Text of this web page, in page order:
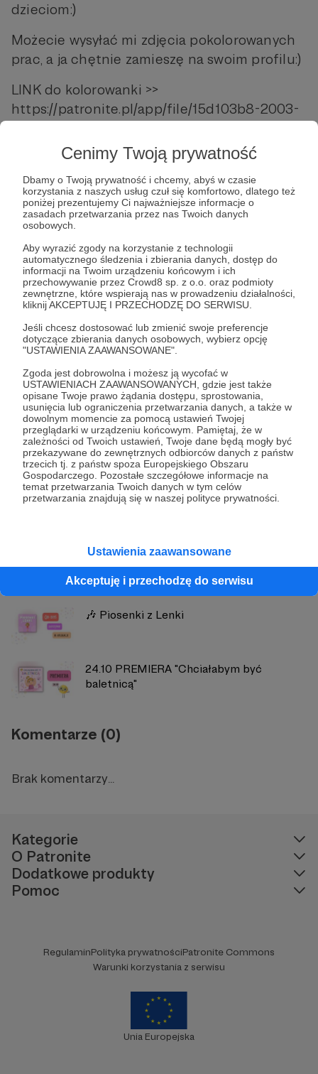
Cenimy Twoją prywatność
Dbamy o Twoją prywatność i chcemy, abyś w czasie
korzystania z naszych usług czuł się komfortowo, dlatego też
poniżej prezentujemy Ci najważniejsze informacje o
zasadach przetwarzania przez nas Twoich danych
osobowych.
Aby wyrazić zgody na korzystanie z technologii
automatycznego śledzenia i zbierania danych, dostęp do
informacji na Twoim urządzeniu końcowym i ich
przechowywanie przez Crowd8 sp. z o.o. oraz podmioty
zewnętrzne, które wspierają nas w prowadzeniu działalności,
kliknij AKCEPTUJĘ I PRZECHODZĘ DO SERWISU.
Jeśli chcesz dostosować lub zmienić swoje preferencje
dotyczące zbierania danych osobowych, wybierz opcję
"USTAWIENIA ZAAWANSOWANE".
Zgoda jest dobrowolna i możesz ją wycofać w
USTAWIENIACH ZAAWANSOWANYCH, gdzie jest także
opisane Twoje prawo żądania dostępu, sprostowania,
usunięcia lub ograniczenia przetwarzania danych, a także w
dowolnym momencie za pomocą ustawień Twojej
przeglądarki w urządzeniu końcowym. Pamiętaj, że w
zależności od Twoich ustawień, Twoje dane będą mogły być
przekazywane do zewnętrznych odbiorców danych z państw
trzecich tj. z państw spoza Europejskiego Obszaru
Gospodarczego. Pozostałe szczegółowe informacje na
temat przetwarzania Twoich danych w tym celów
przetwarzania znajdują się w naszej polityce prywatności.
Ustawienia zaawansowane
Akceptuję i przechodzę do serwisu
dzieciom:)
Możecie wysyłać mi zdjęcia pokolorowanych
prac, a ja chętnie zamieszę na swoim profilu:)
LINK do kolorowanki >>
https://patronite.pl/app/file/15d103b8-2003-
Pozdrawiam Was ciepło!
Kasia Hilbrycht
#kolorowanki #kolorowankizbajek bajkaostrazaku
#sluchowisko #audiobajka #audiobookidladzieci
BAJKOWE PODDASZE
Zobacz profil autora
Wystarczy udostępnić zbiórkę 📣
🎶 Piosenki z Lenki
24.10 PREMIERA "Chciałabym być
baletnicą"
Komentarze (0)
Brak komentarzy...
Kategorie
O Patronite
Dodatkowe produkty
Pomoc
RegulaminPolityka prywatnościPatronite Commons
Warunki korzystania z serwisu
Unia Europejska